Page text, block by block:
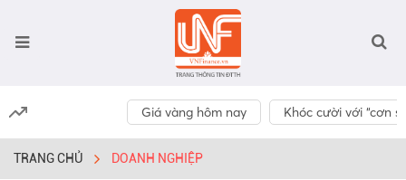
Giá vàng hôm nay Khóc cười với “cơn
TRANG CHỦ DOANH NGHIỆP